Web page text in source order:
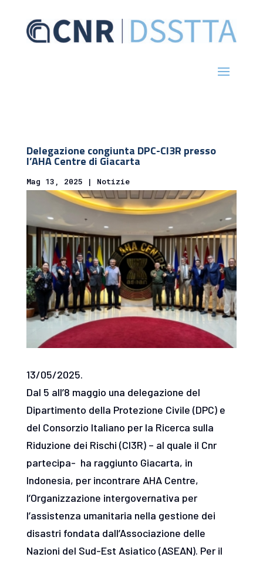
Delegazione congiunta DPC-CI3R presso
l’AHA Centre di Giacarta
Mag 13, 2025 | Notizie
13/05/2025.
Dal 5 all’8 maggio una delegazione del
Dipartimento della Protezione Civile (DPC) e
del Consorzio Italiano per la Ricerca sulla
Riduzione dei Rischi (CI3R) – al quale il Cnr
partecipa- ha raggiunto Giacarta, in
Indonesia, per incontrare AHA Centre,
l’Organizzazione intergovernativa per
l’assistenza umanitaria nella gestione dei
disastri fondata dall’Associazione delle
Nazioni del Sud-Est Asiatico (ASEAN). Per il